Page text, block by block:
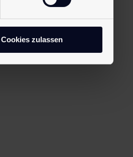
Cookies zulassen